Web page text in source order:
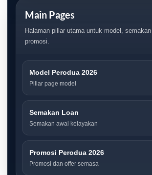
Main Pages
Halaman pillar utama untuk model,
promosi.
Model Perodua 2026
Pillar page model
Semakan Loan
Semakan awal kelayakan
Promosi Perodua 2026
Promosi dan offer semasa